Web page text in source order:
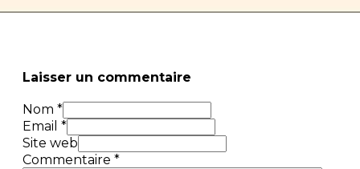
Laisser un commentaire
Nom *
Email *
Site web
Commentaire *